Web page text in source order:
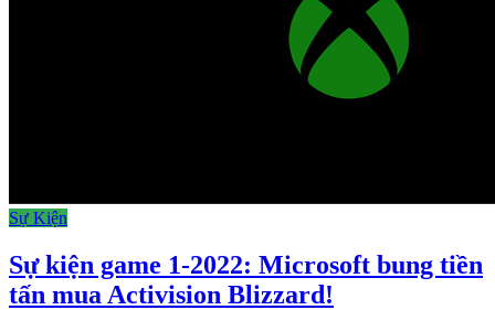
Sự Kiện
Sự kiện game 1-2022: Microsoft bung tiền
tấn mua Activision Blizzard!